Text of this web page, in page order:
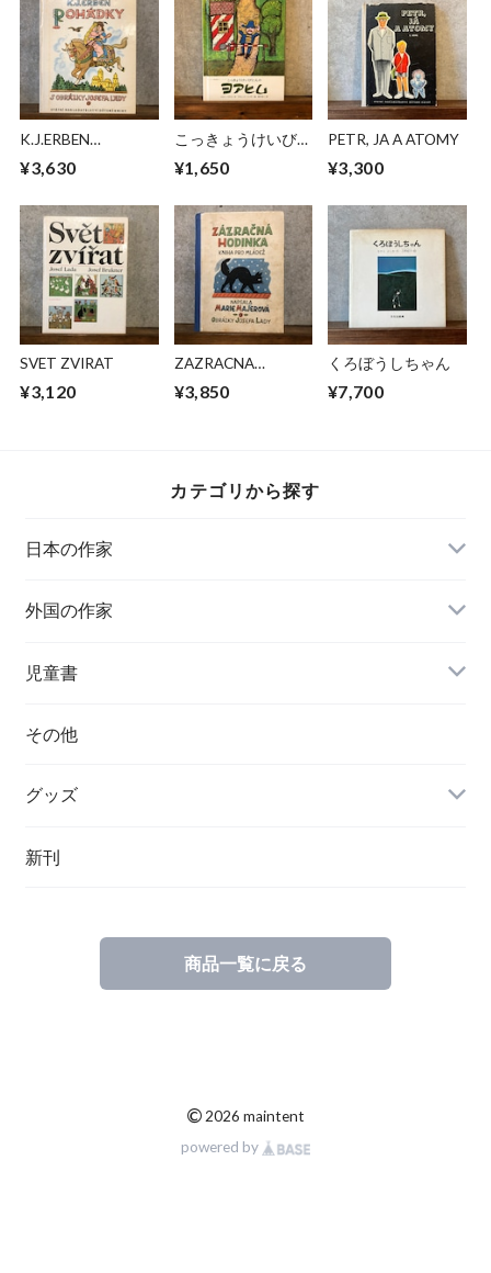
K.J.ERBEN
¥3,630
こっきょうけいびに
¥1,650
PETR, JA A ATOMY
¥3,300
SVET ZVIRAT
¥3,120
ZAZRACNA
¥3,850
くろぼうしちゃん
¥7,700
カテゴリから探す
日本の作家
外国の作家
チェコ
ハンガリー
その他
ポーランド
児童書
その他
グッズ
新刊
商品一覧に戻る
© 2026 maintent
powered by